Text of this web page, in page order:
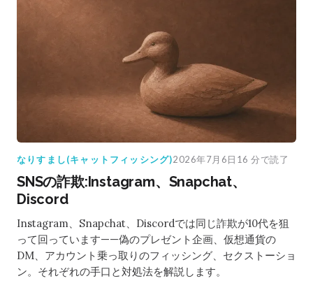
なりすまし(キャットフィッシング)2026年7月6日 16 分で読了
SNSの詐欺:Instagram、Snapchat、
Discord
Instagram、Snapchat、Discordでは同じ詐欺が10代を狙
って回っています——偽のプレゼント企画、仮想通貨の
DM、アカウント乗っ取りのフィッシング、セクストーショ
ン。それぞれの手口と対処法を解説します。